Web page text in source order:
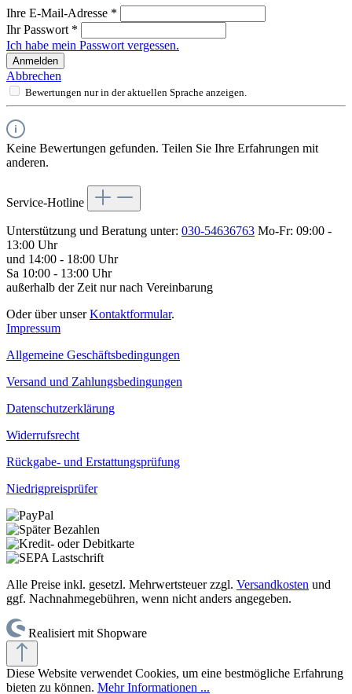
Ihre E-Mail-Adresse *
Ihr Passwort *
Ich habe mein Passwort vergessen.
Anmelden
Abbrechen
Bewertungen nur in der aktuellen Sprache anzeigen.
Keine Bewertungen gefunden. Teilen Sie Ihre Erfahrungen mit
anderen.
Service-Hotline
Unterstützung und Beratung unter: 030-54636763 Mo-Fr: 09:00 -
13:00 Uhr
und 14:00 - 18:00 Uhr
Sa 10:00 - 13:00 Uhr
außerhalb der Zeit nur nach Vereinbarung
Oder über unserKontaktformular.
Impressum
Allgemeine Geschäftsbedingungen
Versand und Zahlungsbedingungen
Datenschutzerklärung
Widerrufsrecht
Rückgabe- und Erstattungsprüfung
Niedrigpreisprüfer
Alle Preise inkl. gesetzl. Mehrwertsteuer zzgl. Versandkosten und
ggf. Nachnahmegebühren, wenn nicht anders angegeben.
Realisiert mit Shopware
Diese Website verwendet Cookies, um eine bestmögliche Erfahrung
bieten zu können. Mehr Informationen ...